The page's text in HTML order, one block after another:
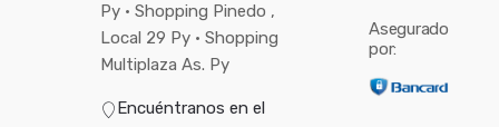
Py • Shopping Pinedo ,
Local 29 Py • Shopping
Multiplaza As. Py
Encuéntranos en el
Asegurado
por: